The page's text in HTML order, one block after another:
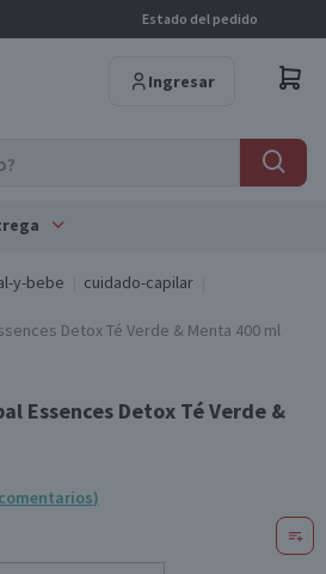
Estado del pedido
Ingresar
y-bebe
cuidado-capilar
Detox Té Verde & Menta 400 ml
Essences Detox Té Verde &
comentarios)